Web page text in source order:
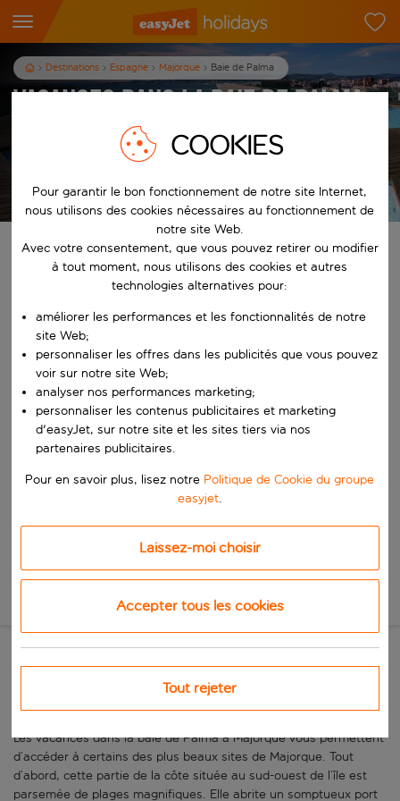
Destinations Espagne Majorque Baie de Palma
Vacances dans la baie de Palma
/pers.
Les conditions générales s’appliquent
Trouvez votre séjour de rêve
Commencez à taper pour la saisie automatique. Lorsque les
Commencez à taper pour la saisie automatique. Lorsque les
Vers
Choisissez vos dates
Quand
Qui
Nouvelle recherche
La première station balnéaire
de Majorque
Les vacances dans la baie de Palma à Majorque vous permettent
d’accéder à certains des plus beaux sites de Majorque. Tout
d’abord, cette partie de la côte située au sud-ouest de l’île est
parsemée de plages magnifiques. Elle abrite un somptueux port
COOKIES
Pour garantir le bon fonctionnement de notre site Internet,
nous utilisons des cookies nécessaires au fonctionnement de
notre site Web.
Avec votre consentement, que vous pouvez retirer ou modifier
à tout moment, nous utilisons des cookies et autres
technologies alternatives pour:
améliorer les performances et les fonctionnalités de notre
site Web;
personnaliser les offres dans les publicités que vous pouvez
voir sur notre site Web;
analyser nos performances marketing;
personnaliser les contenus publicitaires et marketing
d'easyJet, sur notre site et les sites tiers via nos
partenaires publicitaires.
Pour en savoir plus, lisez notre Politique de Cookie du groupe
easyjet.
Laissez-moi choisir
Accepter tous les cookies
Tout rejeter